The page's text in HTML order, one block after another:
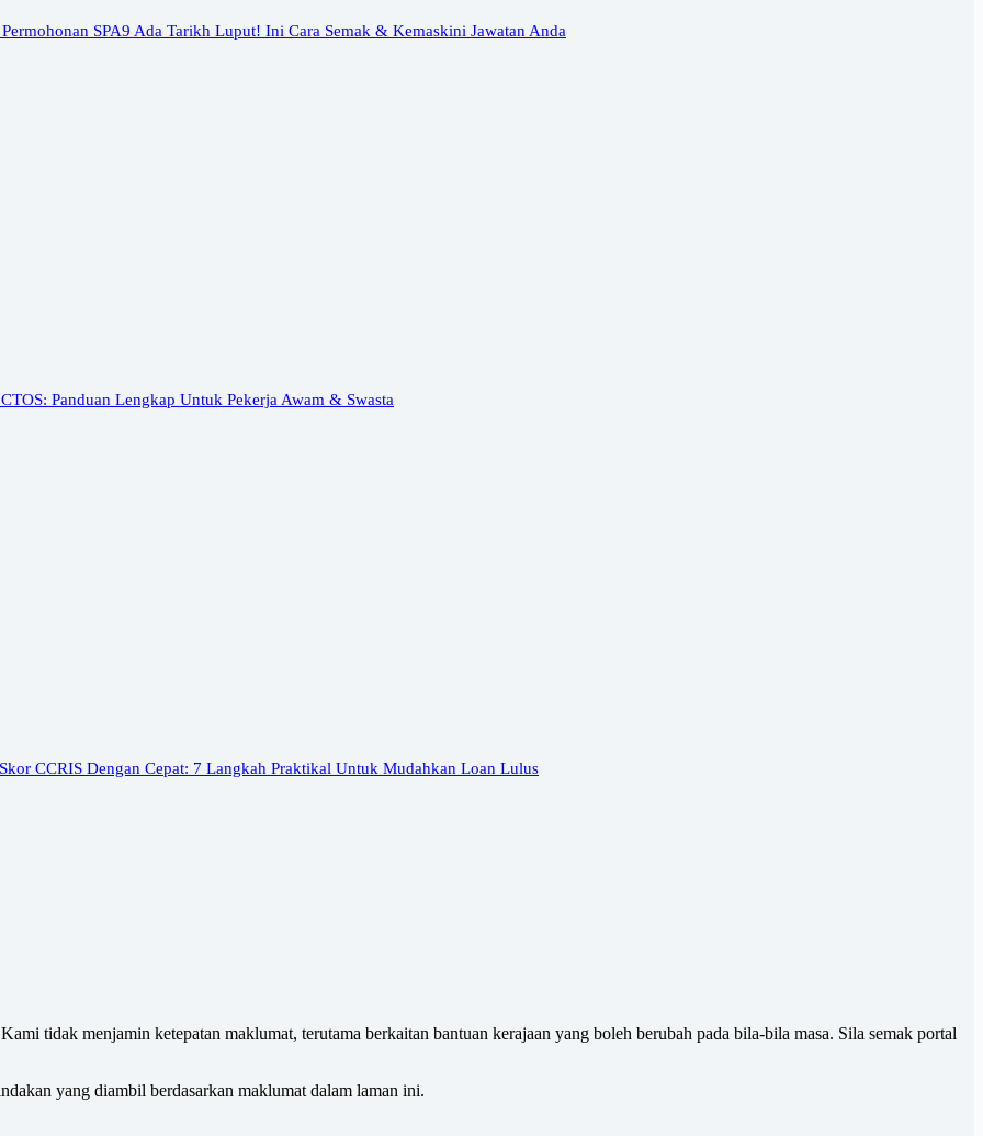
SPA9 Ada Tarikh Luput! Ini Cara Semak & Kemaskini Jawatan Anda
Panduan Lengkap Untuk Pekerja Awam & Swasta
CCRIS Dengan Cepat: 7 Langkah Praktikal Untuk Mudahkan Loan Lulus
tidak menjamin ketepatan maklumat, terutama berkaitan bantuan kerajaan yang boleh berubah pada bila-bila masa. Sila semak portal
yang diambil berdasarkan maklumat dalam laman ini.